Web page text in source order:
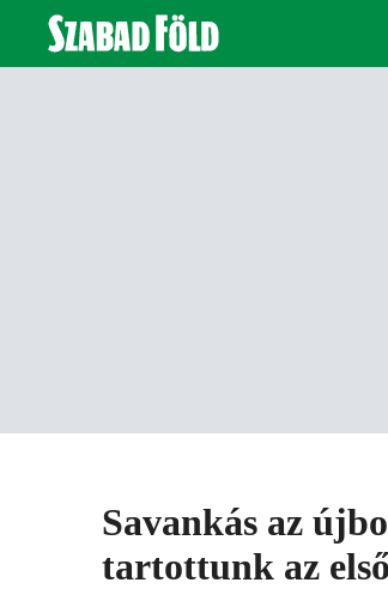
Savankás az
tartottunk az